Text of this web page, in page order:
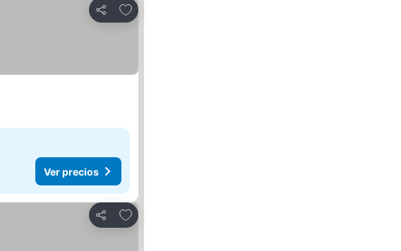
Compartir
Agregar a favoritos
Ver precios
Compartir
Agregar a favoritos